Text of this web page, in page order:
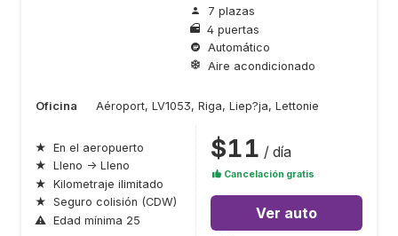
7 plazas
4 puertas
Automático
Aire acondicionado
Oficina Aéroport, LV1053, Riga, Liep?ja, Lettonie
★ En el aeropuerto
★ Lleno → Lleno
★ Kilometraje ilimitado
★ Seguro colisión (CDW)
⚠ Edad mínima 25
$11 / día
Cancelación gratis
Ver auto